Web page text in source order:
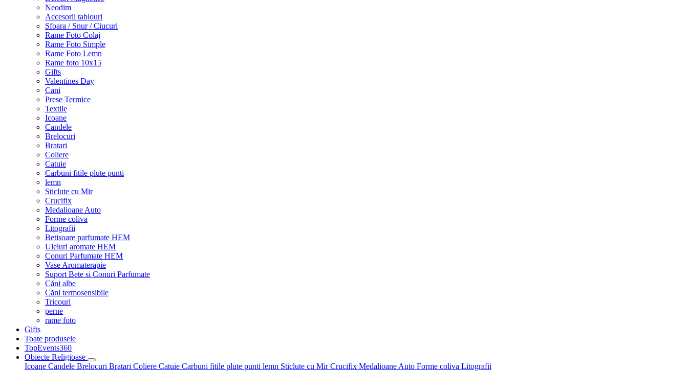
Neodim
Accesorii tablouri
Sfoara / Snur / Ciucuri
Rame Foto Colaj
Rame Foto Simple
Rame Foto Lemn
Rame foto 10x15
Gifts
Valentines Day
Cani
Prese Termice
Textile
Icoane
Candele
Brelocuri
Bratari
Coliere
Catuie
Carbuni fitile plute punti
lemn
Sticlute cu Mir
Crucifix
Medalioane Auto
Forme coliva
Litografii
Betisoare parfumate HEM
Uleiuri aromate HEM
Conuri Parfumate HEM
Vase Aromaterapie
Suport Bete si Conuri Parfumate
Căni albe
Căni termosensibile
Tricouri
perne
rame foto
Gifts
Toate produsele
TopEvents360
Obiecte Religioase
Icoane Candele Brelocuri Bratari Coliere Catuie Carbuni fitile plute punti lemn Sticlute cu MirCrucifix Medalioane Auto Forme coliva Litografii